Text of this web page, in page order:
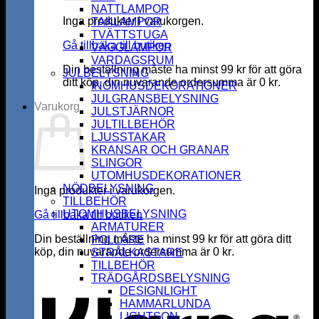
Inga produkter i varukorgen.
Gå tillbaka till butiken
Din beställning måste ha minst99 kr för att göra
ditt köp, din nuvarande ordersumma är 0 kr.
Varukorg
Inga produkter i varukorgen.
Gå tillbaka till butiken
Din beställning måste ha minst99 kr för att göra ditt
köp, din nuvarande ordersumma är 0 kr.
NATTLAMPOR
TAKLAMPOR
TVÄTTSTUGA
VÄGGLAMPOR
VARDAGSRUM
JULBELYSNING
INOMHUSDEKORATIONER
JULGRANSBELYSNING
JULSTJÄRNOR
JULTILLBEHÖR
LJUSSTAKAR
KRANSAR OCH GRANAR
SLINGOR
UTOMHUSDEKORATIONER
NÖDBELYSNING
TILLBEHÖR
UTOMHUSBELYSNING
ARMATURER
POLLARE
STRÅLKASTARE
TILLBEHÖR
TRÄDGÅRDSBELYSNING
DESIGNLIGHT
HAMMARLUNDA
LIGHTSON